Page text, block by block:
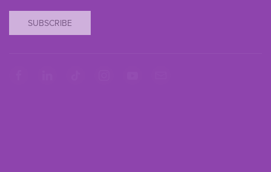
SUBSCRIBE